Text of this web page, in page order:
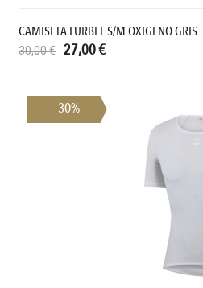
CAMISETA LURBEL S/M OXIGENO GRIS
30,00 € 27,00 €
-30%